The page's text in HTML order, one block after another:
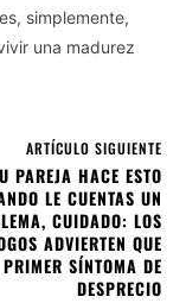
es, simplemente,
una madurez
ARTÍCULO SIGUIENTE
PAREJA HACE ESTO
LE CUENTAS UN
CUIDADO: LOS
ADVIERTEN QUE
SÍNTOMA DE
DESPRECIO